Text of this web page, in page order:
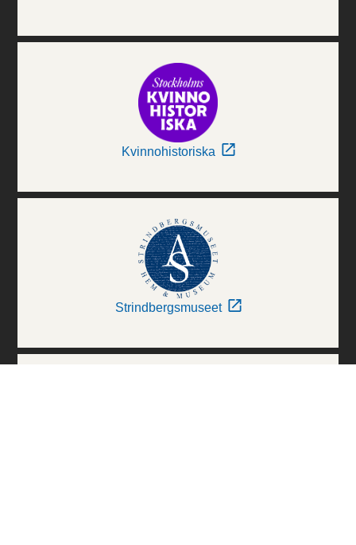
Kvinnohistoriska
Strindbergsmuseet